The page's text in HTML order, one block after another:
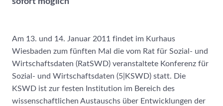
Am 13. und 14. Januar 2011 findet im Kurhaus
Wiesbaden zum fünften Mal die vom Rat für Sozial- und
Wirtschaftsdaten (RatSWD) veranstaltete Konferenz für
Sozial- und Wirtschaftsdaten (5|KSWD) statt. Die
KSWD ist zur festen Institution im Bereich des
wissenschaftlichen Austauschs über Entwicklungen der